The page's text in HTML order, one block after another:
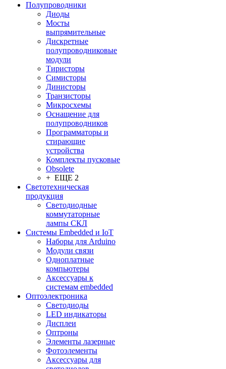
Полупроводники
Диоды
Мосты
выпрямительные
Дискретные
полупроводниковые
модули
Тиристоры
Симисторы
Динисторы
Транзисторы
Микросхемы
Оснащение для
полупроводников
Программаторы и
стирающие
устройства
Комплекты пусковые
Obsolete
+ ЕЩЕ 2
Светотехническая
продукция
Светодиодные
коммутаторные
лампы СКЛ
Системы Embedded и IoT
Наборы для Arduino
Модули связи
Одноплатные
компьютеры
Аксессуары к
системам embedded
Oптоэлектроника
Светодиоды
LED индикаторы
Дисплеи
Оптроны
Элементы лазерные
Фотоэлементы
Аксессуары для